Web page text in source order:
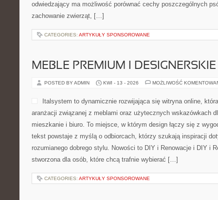
odwiedzający ma możliwość porównać cechy poszczególnych
zachowanie zwierząt, […]
CATEGORIES: ARTYKUŁY SPONSOROWANE
MEBLE PREMIUM I DESIGNERSKIE
POSTED BY ADMIN KWI - 13 - 2026 MOŻLIWOŚĆ
Italsystem to dynamicznie rozwijająca się witryna online,
aranżacji związanej z meblami oraz użytecznych wskazówkach
mieszkanie i biuro. To miejsce, w którym design łączy się z
tekst powstaje z myślą o odbiorcach, którzy szukają inspiracji
rozumianego dobrego stylu. Nowości to DIY i Renowacje i DIY i
stworzona dla osób, które chcą trafnie wybierać […]
CATEGORIES: ARTYKUŁY SPONSOROWANE